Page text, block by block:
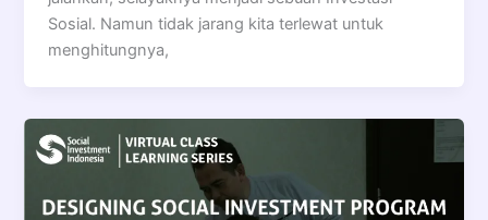
Sosial. Namun tidak jarang kita terlewat untuk
menghitungnya,